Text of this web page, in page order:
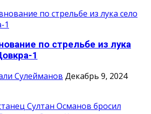
по стрельбе из лука
1
Сулейманов Декабрь 9, 2024